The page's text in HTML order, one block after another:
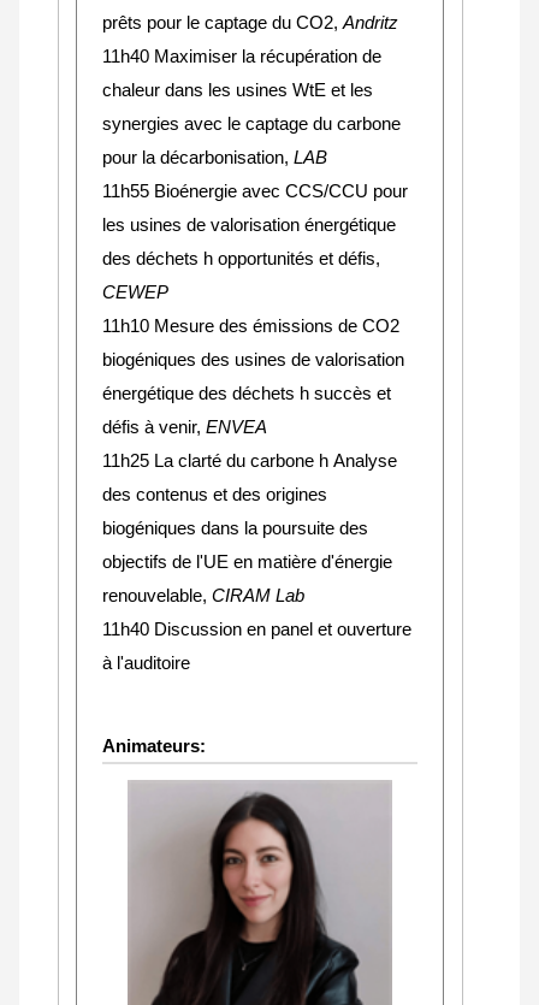
prêts pour le captage du CO2,Andritz
11h40 Maximiser la récupération de
chaleur dans les usines WtE et les
synergies avec le captage du carbone
pour la décarbonisation,LAB
11h55 Bioénergie avec CCS/CCU pour
les usines de valorisation énergétique
des déchets h opportunités et défis,
CEWEP
11h10 Mesure des émissions de CO2
biogéniques des usines de valorisation
énergétique des déchets h succès et
défis à venir,ENVEA
11h25 La clarté du carbone h Analyse
des contenus et des origines
biogéniques dans la poursuite des
objectifs de l'UE en matière d'énergie
renouvelable,CIRAM Lab
11h40 Discussion en panel et ouverture
à l'auditoire
Animateurs: